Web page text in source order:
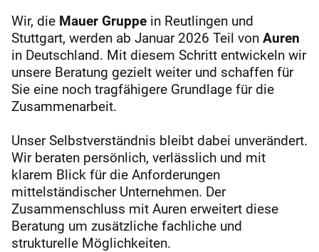
Wir, die Mauer Gruppe in Reutlingen und
Stuttgart, werden ab Januar 2026 Teil von Auren
in Deutschland. Mit diesem Schritt entwickeln wir
unsere Beratung gezielt weiter und schaffen für
Sie eine noch tragfähigere Grundlage für die
Zusammenarbeit.
Unser Selbstverständnis bleibt dabei unverändert.
Wir beraten persönlich, verlässlich und mit
klarem Blick für die Anforderungen
mittelständischer Unternehmen. Der
Zusammenschluss mit Auren erweitert diese
Beratung um zusätzliche fachliche und
strukturelle Möglichkeiten.